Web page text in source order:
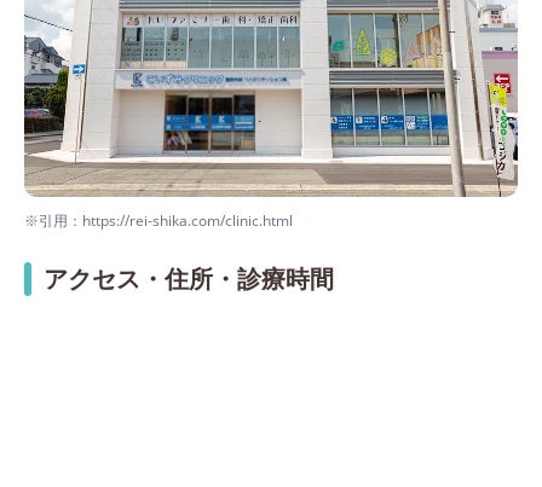
※引用：https://rei-shika.com/clinic.html
アクセス・住所・診療時間